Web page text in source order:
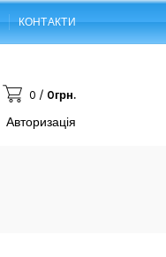
КОНТАКТИ
0 / 0грн.
Авторизація